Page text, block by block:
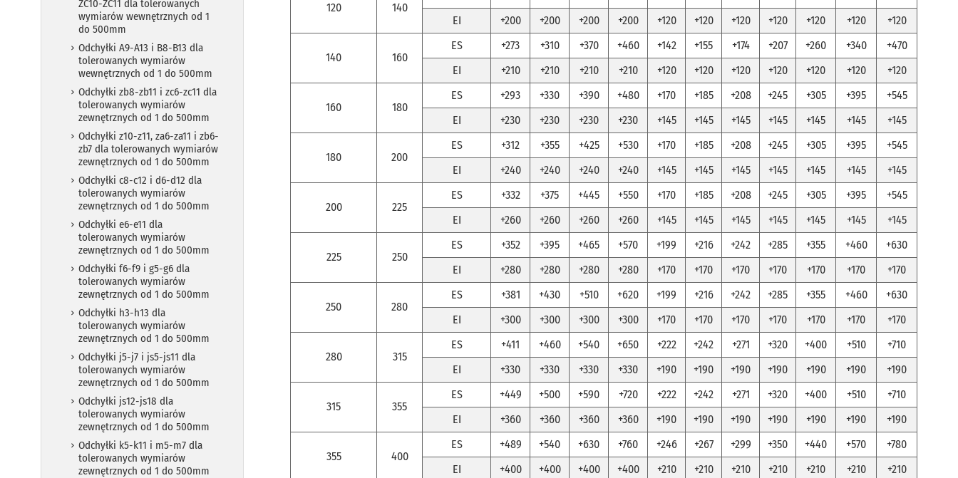
ZC10-ZC11 dla tolerowanych
wymiarów wewnętrznych od 1
do 500mm
Odchyłki A9-A13 i B8-B13 dla
tolerowanych wymiarów
wewnętrznych od 1 do 500mm
Odchyłki zb8-zb11 i zc6-zc11 dla
tolerowanych wymiarów
zewnętrznych od 1 do 500mm
Odchyłki z10-z11, za6-za11 i zb6-
zb7 dla tolerowanych wymiarów
zewnętrznych od 1 do 500mm
Odchyłki c8-c12 i d6-d12 dla
tolerowanych wymiarów
zewnętrznych od 1 do 500mm
Odchyłki e6-e11 dla
tolerowanych wymiarów
zewnętrznych od 1 do 500mm
Odchyłki f6-f9 i g5-g6 dla
tolerowanych wymiarów
zewnętrznych od 1 do 500mm
Odchyłki h3-h13 dla
tolerowanych wymiarów
zewnętrznych od 1 do 500mm
Odchyłki j5-j7 i js5-js11 dla
tolerowanych wymiarów
zewnętrznych od 1 do 500mm
Odchyłki js12-js18 dla
tolerowanych wymiarów
zewnętrznych od 1 do 500mm
Odchyłki k5-k11 i m5-m7 dla
tolerowanych wymiarów
zewnętrznych od 1 do 500mm
120 140
EI
+200 +200 +200 +200 +120 +120 +120 +120 +120 +120 +120
140 160
ES +273 +310 +370 +460 +142 +155 +174 +207 +260 +340
+470
EI
+210 +210 +210 +210 +120 +120 +120 +120 +120 +120 +120
160 180
ES +293 +330 +390 +480 +170 +185 +208 +245 +305 +395
+545
EI
+230 +230 +230 +230 +145 +145 +145 +145 +145 +145 +145
180 200
ES +312 +355 +425 +530 +170 +185 +208 +245 +305 +395
+545
EI
+240 +240 +240 +240 +145 +145 +145 +145 +145 +145 +145
200 225
ES +332 +375 +445 +550 +170 +185 +208 +245 +305 +395
+545
EI
+260 +260 +260 +260 +145 +145 +145 +145 +145 +145 +145
225 250
ES +352 +395 +465 +570 +199 +216 +242 +285 +355 +460
+630
EI
+280 +280 +280 +280 +170 +170 +170 +170 +170 +170 +170
250 280
ES +381 +430 +510 +620 +199 +216 +242 +285 +355 +460
+630
EI
+300 +300 +300 +300 +170 +170 +170 +170 +170 +170 +170
280 315
ES +411 +460 +540 +650 +222 +242 +271 +320 +400 +510
+710
EI
+330 +330 +330 +330 +190 +190 +190 +190 +190 +190 +190
315 355
ES +449 +500 +590 +720 +222 +242 +271 +320 +400 +510
+710
EI
+360 +360 +360 +360 +190 +190 +190 +190 +190 +190 +190
355 400
ES +489 +540 +630 +760 +246 +267 +299 +350 +440 +570
+780
EI
+400 +400 +400 +400 +210 +210 +210 +210 +210 +210 +210